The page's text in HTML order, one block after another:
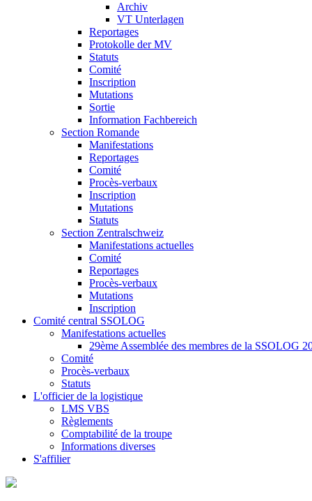
Archiv
VT Unterlagen
Reportages
Protokolle der MV
Statuts
Comité
Inscription
Mutations
Sortie
Information Fachbereich
Section Romande
Manifestations
Reportages
Comité
Procès-verbaux
Inscription
Mutations
Statuts
Section Zentralschweiz
Manifestations actuelles
Comité
Reportages
Procès-verbaux
Mutations
Inscription
Comité central SSOLOG
Manifestations actuelles
29ème Assemblée des membres de la SSOLOG
Comité
Procès-verbaux
Statuts
L'officier de la logistique
LMS VBS
Règlements
Comptabilité de la troupe
Informations diverses
S'affilier